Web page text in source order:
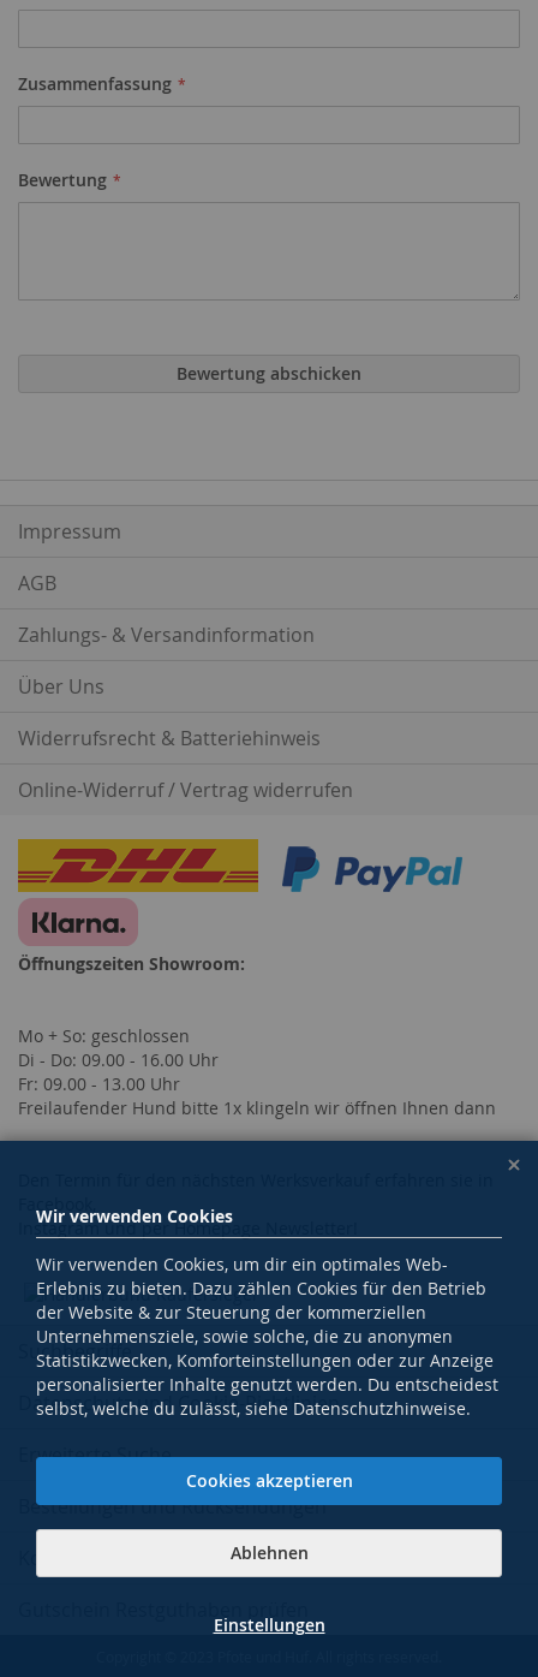
Zusammenfassung
Bewertung
Bewertung abschicken
Impressum
AGB
Zahlungs- & Versandinformation
Über Uns
Widerrufsrecht & Batteriehinweis
Online-Widerruf / Vertrag widerrufen
Öffnungszeiten Showroom:
Mo + So: geschlossen
Di - Do: 09.00 - 16.00 Uhr
Fr: 09.00 - 13.00 Uhr
Freilaufender Hund bitte 1x klingeln wir öffnen Ihnen dann
Facebook,
Instagram und per Homepage Newsletter!
Suchbegriffe
Datenschutz und Cookie-Richtlinien
Erweiterte Suche
Bestellungen und Rücksendungen
Wir verwenden Cookies
Wir verwenden Cookies, um dir ein optimales Web-
Erlebnis zu bieten. Dazu zählen Cookies für den Betrieb
der Website & zur Steuerung der kommerziellen
Unternehmensziele, sowie solche, die zu anonymen
Statistikzwecken, Komforteinstellungen oder zur Anzeige
personalisierter Inhalte genutzt werden. Du entscheidest
selbst, welche du zulässt, siehe Datenschutzhinweise.
Cookies akzeptieren
Ablehnen
Einstellungen